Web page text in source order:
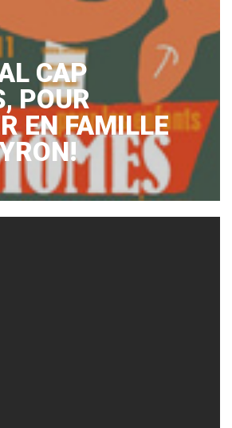
CAP
POUR
EN FAMILLE